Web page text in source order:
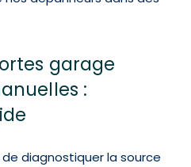
garage
:
diagnostiquer la source